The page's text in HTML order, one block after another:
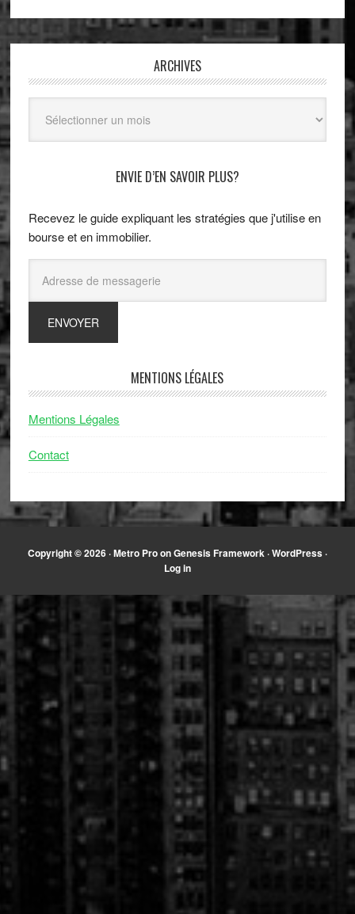
ARCHIVES
ENVIE D’EN SAVOIR PLUS?
Recevez le guide expliquant les stratégies que j'utilise en
bourse et en immobilier.
MENTIONS LÉGALES
Mentions Légales
Contact
Copyright © 2026 ·Metro ProonGenesis Framework ·WordPress ·
Log in